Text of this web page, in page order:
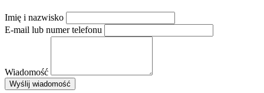
Imię i nazwisko
E-mail lub numer telefonu
Wiadomość
Wyślij wiadomośćAMSA Sp. z o.o. - ul. Blokowa 8, Warszawa